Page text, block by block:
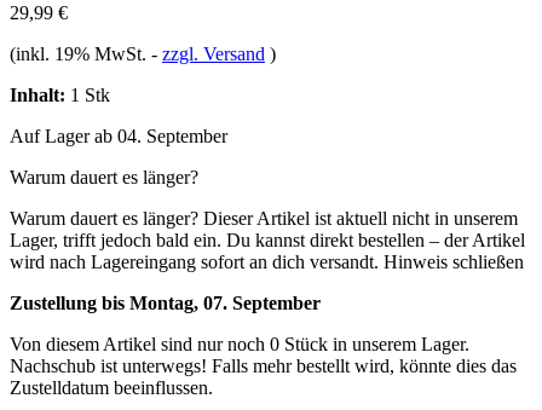
29,99 €
(inkl. 19% MwSt. - zzgl. Versand )
Inhalt: 1 Stk
Auf Lager ab 04. September
Warum dauert es länger?
Warum dauert es länger? Dieser Artikel ist aktuell nicht in unserem
Lager, trifft jedoch bald ein. Du kannst direkt bestellen – der Artikel
wird nach Lagereingang sofort an dich versandt. Hinweis schließen
Zustellung bis Montag, 07. September
Von diesem Artikel sind nur noch 0 Stück in unserem Lager.
Nachschub ist unterwegs! Falls mehr bestellt wird, könnte dies das
Zustelldatum beeinflussen.